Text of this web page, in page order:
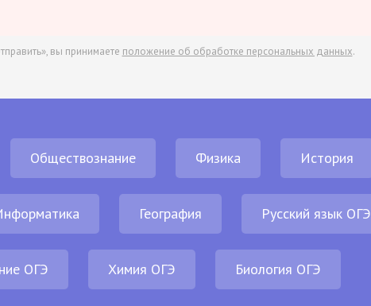
вы принимаете положение об обработке персональных данных.
Обществознание Физика История
География Русский язык ОГЭ
ОГЭ Химия ОГЭ Биология ОГЭ